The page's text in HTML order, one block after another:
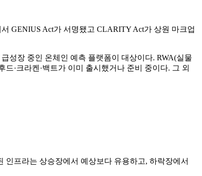
GENIUS Act가 서명됐고 CLARITY Act가 상원 마크업
성장 중인 온체인 예측 플랫폼이 대상이다. RWA(실물
·크라켄·백트가 이미 출시했거나 준비 중이다. 그 외
인프라는 상승장에서 예상보다 유용하고, 하락장에서